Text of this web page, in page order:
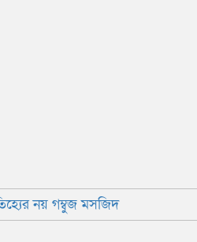
নয় গম্বুজ মসজিদ